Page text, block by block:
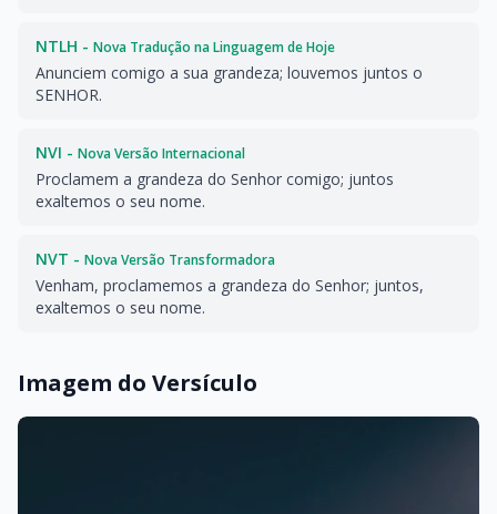
NTLH - Nova Tradução na Linguagem de Hoje
Anunciem comigo a sua grandeza; louvemos juntos o
SENHOR.
NVI - Nova Versão Internacional
Proclamem a grandeza do Senhor comigo; juntos
exaltemos o seu nome.
NVT - Nova Versão Transformadora
Venham, proclamemos a grandeza do Senhor; juntos,
exaltemos o seu nome.
Imagem do Versículo